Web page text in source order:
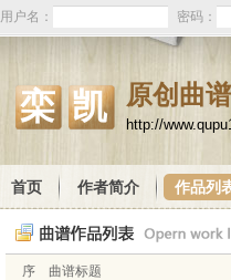
用户名： 密码：
栾凯 原创曲
http://
首页 作者简介 作品列
序 曲谱标题